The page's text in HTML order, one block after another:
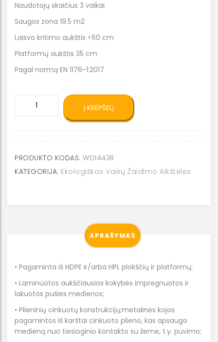
Naudotojų skaičius 3 vaikai
Saugos zona 19.5 m2
Laisvo kritimo aukštis <60 cm
Platformų aukštis 35 cm
Pagal normą EN 1176-1:2017
šliaužynės
WD1443
R
Į KREPŠELĮ
PRODUKTO KODAS: WD1443R
KATEGORIJA: Ekologiškos Vaikų Žaidimo Aikštelės
APRAŠYMAS
• Pagaminta iš HDPE ir/arba HPL plokščių ir platformų;
• Laminuotos aukščiausios kokybės impregnuotos ir
lakuotos pušies medienos;
• Plieninių cinkuotų konstrukcijų;metalinės kojos
pagamintos iš karštai cinkuoto plieno, kas apsaugo
medieną nuo tiesioginio kontakto su žeme, t.y. puvimo;